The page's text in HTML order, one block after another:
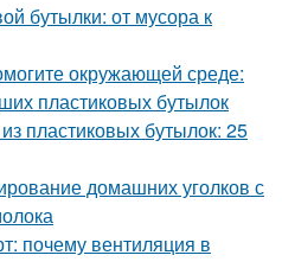
бутылки: от мусора к
окружающей среде:
пластиковых бутылок
пластиковых бутылок: 25
домашних уголков с
почему вентиляция в